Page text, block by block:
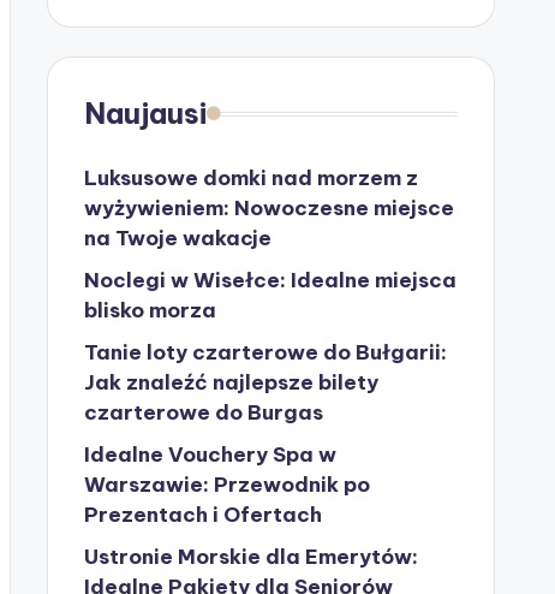
Naujausi
Luksusowe domki nad morzem z
wyżywieniem: Nowoczesne miejsce
na Twoje wakacje
Noclegi w Wisełce: Idealne miejsca
blisko morza
Tanie loty czarterowe do Bułgarii:
Jak znaleźć najlepsze bilety
czarterowe do Burgas
Idealne Vouchery Spa w
Warszawie: Przewodnik po
Prezentach i Ofertach
Ustronie Morskie dla Emerytów:
Idealne Pakiety dla Seniorów